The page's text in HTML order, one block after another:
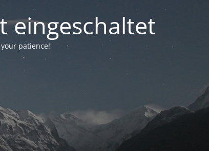
eingeschaltet
patience!